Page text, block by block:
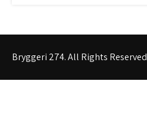
Bryggeri 274. All Rights Reserved